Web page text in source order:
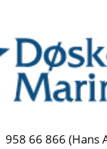
958 66 866 (Hans